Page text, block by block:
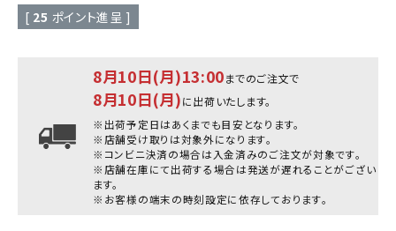
[ 25 ポイント進呈 ]
8月10日(月)13:00までのご注文で
8月10日(月)に出荷いたします。
※出荷予定日はあくまでも目安となります。
※店舗受け取りは対象外になります。
※コンビニ決済の場合は入金済みのご注文が対象です。
※店舗在庫にて出荷する場合は発送が遅れることがござい
ます。
※お客様の端末の時刻設定に依存しております。